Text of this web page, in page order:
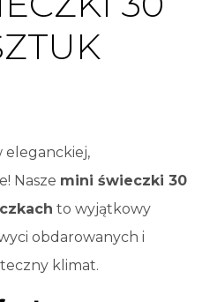
eleganckiej,
Nasze mini świeczki 30
to wyjątkowy
obdarowanych i
klimat.